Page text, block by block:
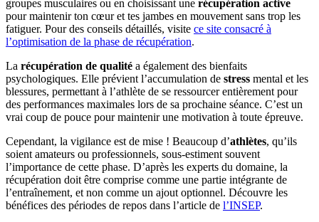
groupes musculaires ou en choisissant une récupération active
pour maintenir ton cœur et tes jambes en mouvement sans trop les
fatiguer. Pour des conseils détaillés, visite ce site consacré à
l’optimisation de la phase de récupération.
La récupération de qualité a également des bienfaits
psychologiques. Elle prévient l’accumulation de stress mental et les
blessures, permettant à l’athlète de se ressourcer entièrement pour
des performances maximales lors de sa prochaine séance. C’est un
vrai coup de pouce pour maintenir une motivation à toute épreuve.
Cependant, la vigilance est de mise ! Beaucoup d’athlètes, qu’ils
soient amateurs ou professionnels, sous-estiment souvent
l’importance de cette phase. D’après les experts du domaine, la
récupération doit être comprise comme une partie intégrante de
l’entraînement, et non comme un ajout optionnel. Découvre les
bénéfices des périodes de repos dans l’article de l’INSEP.